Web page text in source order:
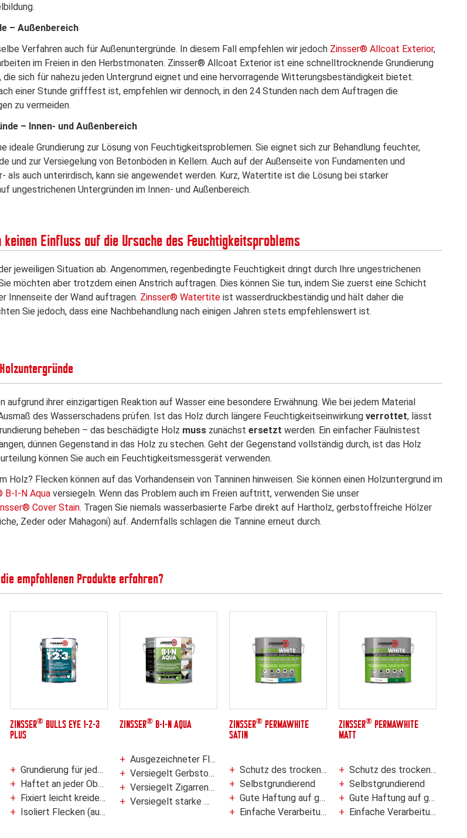
– Außenbereich
Verfahren auch für Außenuntergründe. In diesem Fall empfehlen wir jedoch Zinsser® Allcoat Exterior,
im Freien in den Herbstmonaten. Zinsser® Allcoat Exterior ist eine schnelltrocknende Grundierung
die sich für nahezu jeden Untergrund eignet und eine hervorragende Witterungsbeständigkeit bietet.
einer Stunde grifffest ist, empfehlen wir dennoch, in den 24 Stunden nach dem Auftragen die
zu vermeiden.
– Innen- und Außenbereich
ideale Grundierung zur Lösung von Feuchtigkeitsproblemen. Sie eignet sich zur Behandlung feuchter,
und zur Versiegelung von Betonböden in Kellern. Auch auf der Außenseite von Fundamenten und
als auch unterirdisch, kann sie angewendet werden. Kurz, Watertite ist die Lösung bei starker
ungestrichenen Untergründen im Innen- und Außenbereich.
keinen Einfluss auf die Ursache des Feuchtigkeitsproblems
jeweiligen Situation ab. Angenommen, regenbedingte Feuchtigkeit dringt durch Ihre ungestrichenen
möchten aber trotzdem einen Anstrich auftragen. Dies können Sie tun, indem Sie zuerst eine Schicht
Innenseite der Wand auftragen. Zinsser® Watertite ist wasserdruckbeständig und hält daher die
Sie jedoch, dass eine Nachbehandlung nach einigen Jahren stets empfehlenswert ist.
aufgrund ihrer einzigartigen Reaktion auf Wasser eine besondere Erwähnung. Wie bei jedem Material
des Wasserschadens prüfen. Ist das Holz durch längere Feuchtigkeitseinwirkung verrottet, lässt
beheben – das beschädigte Holz muss zunächst ersetzt werden. Ein einfacher Fäulnistest
dünnen Gegenstand in das Holz zu stechen. Geht der Gegenstand vollständig durch, ist das Holz
können Sie auch ein Feuchtigkeitsmessgerät verwenden.
Holz? Flecken können auf das Vorhandensein von Tanninen hinweisen. Sie können einen Holzuntergrund im
B-I-N Aqua versiegeln. Wenn das Problem auch im Freien auftritt, verwenden Sie unser
Cover Stain. Tragen Sie niemals wasserbasierte Farbe direkt auf Hartholz, gerbstoffreiche Hölzer
Zeder oder Mahagoni) auf. Andernfalls schlagen die Tannine erneut durch.
empfohlenen Produkte erfahren?
ZINSSER® BULLS EYE 1-2-3
PLUS
Grundierung für jedes Projekt – für Innen- und Außenbereich
Haftet an jeder Oberfläche
Fixiert leicht kreidende Untergründe und verschließt poröse Untergründe
Isoliert Flecken (auch Wasser und Rußflecken)
ZINSSER® B-I-N AQUA
Ausgezeichneter Fleckenblocker
Versiegelt Gerbstoffe, Äste und Harzläufer
Versiegelt Zigarren-, Zigaretten- und Nikotingerüche
Versiegelt starke Wasserflecken, Brand- und Rauchschäden
ZINSSER® PERMAWHITE
SATIN
Schutz des trockenen Films gegen den Befall durch Schimmel
Selbstgrundierend
Gute Haftung auf glänzende und schwer zu streichende Oberflächen
Einfache Verarbeitungseigenschaften
ZINSSER® PERMAWHITE
MATT
Schutz des trockenen Films gegen den Befall durch Schimmel
Selbstgrundierend
Gute Haftung auf glänzende und schwer zu streichende Oberflächen
Einfache Verarbeitungseigenschaften